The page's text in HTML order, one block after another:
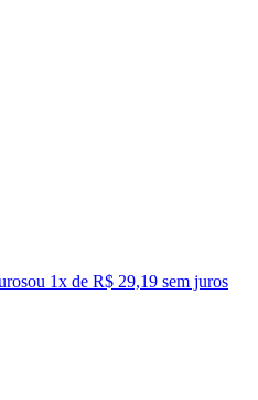
ou 1x de R$ 29,19 sem juros